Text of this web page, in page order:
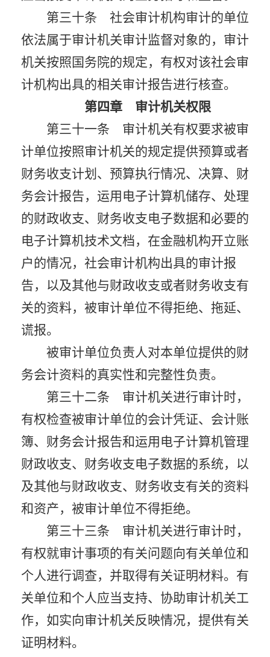
第三十条 社会审计机构审计的单位
依法属于审计机关审计监督对象的，审计
机关按照国务院的规定，有权对该社会审
计机构出具的相关审计报告进行核查。
第四章 审计机关权限
第三十一条 审计机关有权要求被审
计单位按照审计机关的规定提供预算或者
财务收支计划、预算执行情况、决算、财
务会计报告，运用电子计算机储存、处理
的财政收支、财务收支电子数据和必要的
电子计算机技术文档，在金融机构开立账
户的情况，社会审计机构出具的审计报
告，以及其他与财政收支或者财务收支有
关的资料，被审计单位不得拒绝、拖延、
谎报。
被审计单位负责人对本单位提供的财
务会计资料的真实性和完整性负责。
第三十二条 审计机关进行审计时，
有权检查被审计单位的会计凭证、会计账
簿、财务会计报告和运用电子计算机管理
财政收支、财务收支电子数据的系统，以
及其他与财政收支、财务收支有关的资料
和资产，被审计单位不得拒绝。
第三十三条 审计机关进行审计时，
有权就审计事项的有关问题向有关单位和
个人进行调查，并取得有关证明材料。有
关单位和个人应当支持、协助审计机关工
作，如实向审计机关反映情况，提供有关
证明材料。